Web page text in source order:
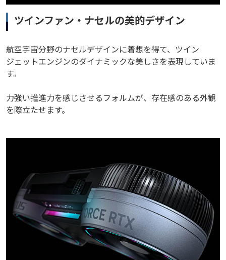
ツインファン・ナセルの美的デザイン
航空宇宙分野のナセルデザインに着想を得て、ツイン
ジェットエンジンのダイナミックな美しさを表現していま
す。
力強い推進力を感じさせるフォルムが、存在感のある外観
を際立たせます。